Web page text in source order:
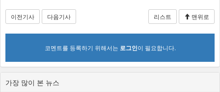
이전기사 다음기사 리스트 맨위로
코멘트를 등록하기 위해서는 로그인이 필요합니다.
가장 많이 본 뉴스